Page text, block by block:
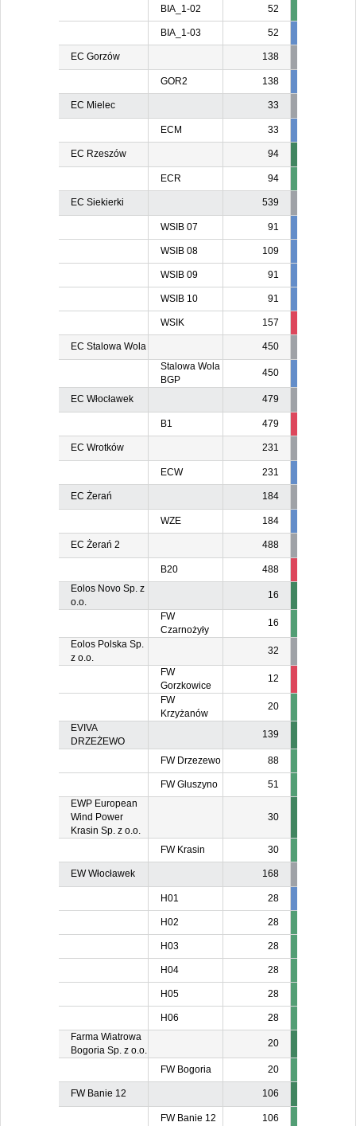
BIA_1-02 52
BIA_1-03 52
EC Gorzów 138
GOR2 138
EC Mielec 33
ECM 33
EC Rzeszów 94
ECR 94
EC Siekierki 539
WSIB 07 91
WSIB 08 109
WSIB 09 91
WSIB 10 91
WSIK 157
EC Stalowa Wola
450
Stalowa Wola
BGP
450
EC Włocławek 479
B1 479
EC Wrotków 231
ECW 231
EC Żerań 184
WZE 184
EC Żerań 2 488
B20 488
Eolos Novo Sp. z
o.o.
16
FW
Czarnożyły
16
Eolos Polska Sp.
z o.o.
32
FW
Gorzkowice
12
FW
Krzyżanów
20
EVIVA
DRZEŻEWO
139
FW Drzezewo 88
FW Gluszyno
51
EWP European
Wind Power
Krasin Sp. z o.o.
30
FW Krasin 30
EW Włocławek 168
H01 28
H02 28
H03 28
H04 28
H05 28
H06
28
Farma Wiatrowa
Bogoria Sp. z o.o.
20
FW Bogoria 20
FW Banie 12 106
FW Banie 12 106